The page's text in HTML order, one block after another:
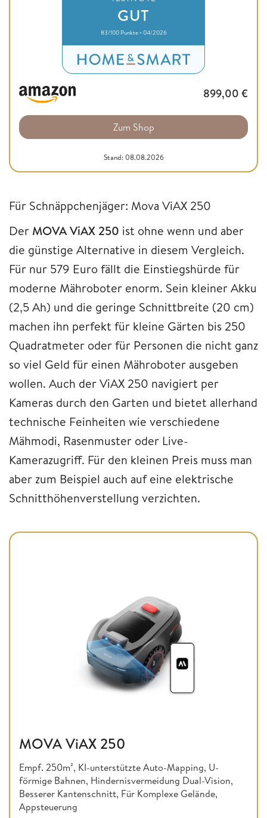
GUT
83/100 Punkte • 04/2026
899,00 €
Zum Shop
Stand: 08.08.2026
Für Schnäppchenjäger: Mova ViAX 250
Der MOVA ViAX 250 ist ohne wenn und aber
die günstige Alternative in diesem Vergleich.
Für nur 579 Euro fällt die Einstiegshürde für
moderne Mähroboter enorm. Sein kleiner Akku
(2,5 Ah) und die geringe Schnittbreite (20 cm)
machen ihn perfekt für kleine Gärten bis 250
Quadratmeter oder für Personen die nicht ganz
so viel Geld für einen Mähroboter ausgeben
wollen. Auch der ViAX 250 navigiert per
Kameras durch den Garten und bietet allerhand
technische Feinheiten wie verschiedene
Mähmodi, Rasenmuster oder Live-
Kamerazugriff. Für den kleinen Preis muss man
aber zum Beispiel auch auf eine elektrische
Schnitthöhenverstellung verzichten.
MOVA ViAX 250
Empf. 250m², KI-unterstützte Auto-Mapping, U-
förmige Bahnen, Hindernisvermeidung Dual-Vision,
Besserer Kantenschnitt, Für Komplexe Gelände,
Appsteuerung